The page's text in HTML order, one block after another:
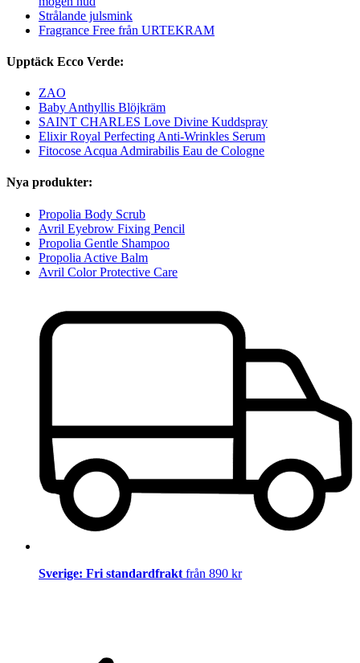
Strålande julsmink
Fragrance Free från URTEKRAM
Upptäck Ecco Verde:
ZAO
Baby Anthyllis Blöjkräm
SAINT CHARLES Love Divine Kuddspray
Elixir Royal Perfecting Anti-Wrinkles Serum
Fitocose Acqua Admirabilis Eau de Cologne
Nya produkter:
Propolia Body Scrub
Avril Eyebrow Fixing Pencil
Propolia Gentle Shampoo
Propolia Active Balm
Avril Color Protective Care
Sverige: Fri standardfrakt från 890 kr